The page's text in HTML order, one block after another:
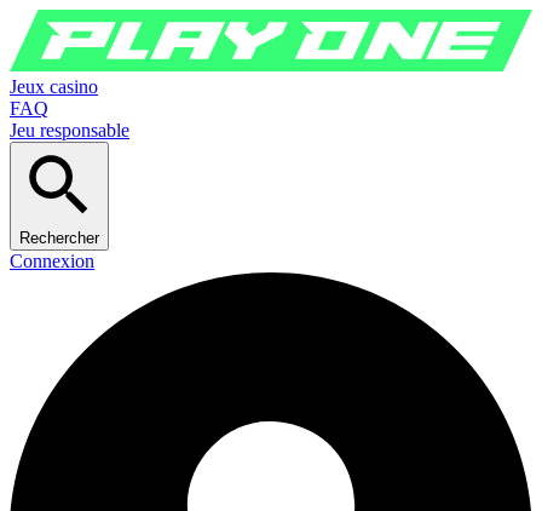
Jeux casino
FAQ
Jeu responsable
Rechercher
Connexion